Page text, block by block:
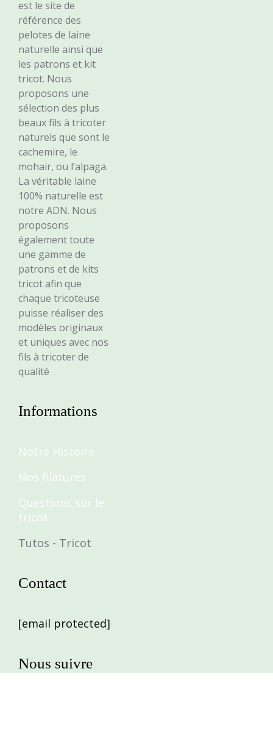
est le site de
référence des
pelotes de laine
naturelle ainsi que
les patrons et kit
tricot. Nous
proposons une
sélection des plus
beaux fils à tricoter
naturels que sont le
cachemire, le
mohair, ou l’alpaga.
La véritable laine
100% naturelle est
notre ADN. Nous
proposons
également toute
une gamme de
patrons et de kits
tricot afin que
chaque tricoteuse
puisse réaliser des
modèles originaux
et uniques avec nos
fils à tricoter de
qualité
Informations
Notre Histoire
Nos filatures
Questions sur le
tricot
Tutos - Tricot
Contact
[email protected]
Nous suivre